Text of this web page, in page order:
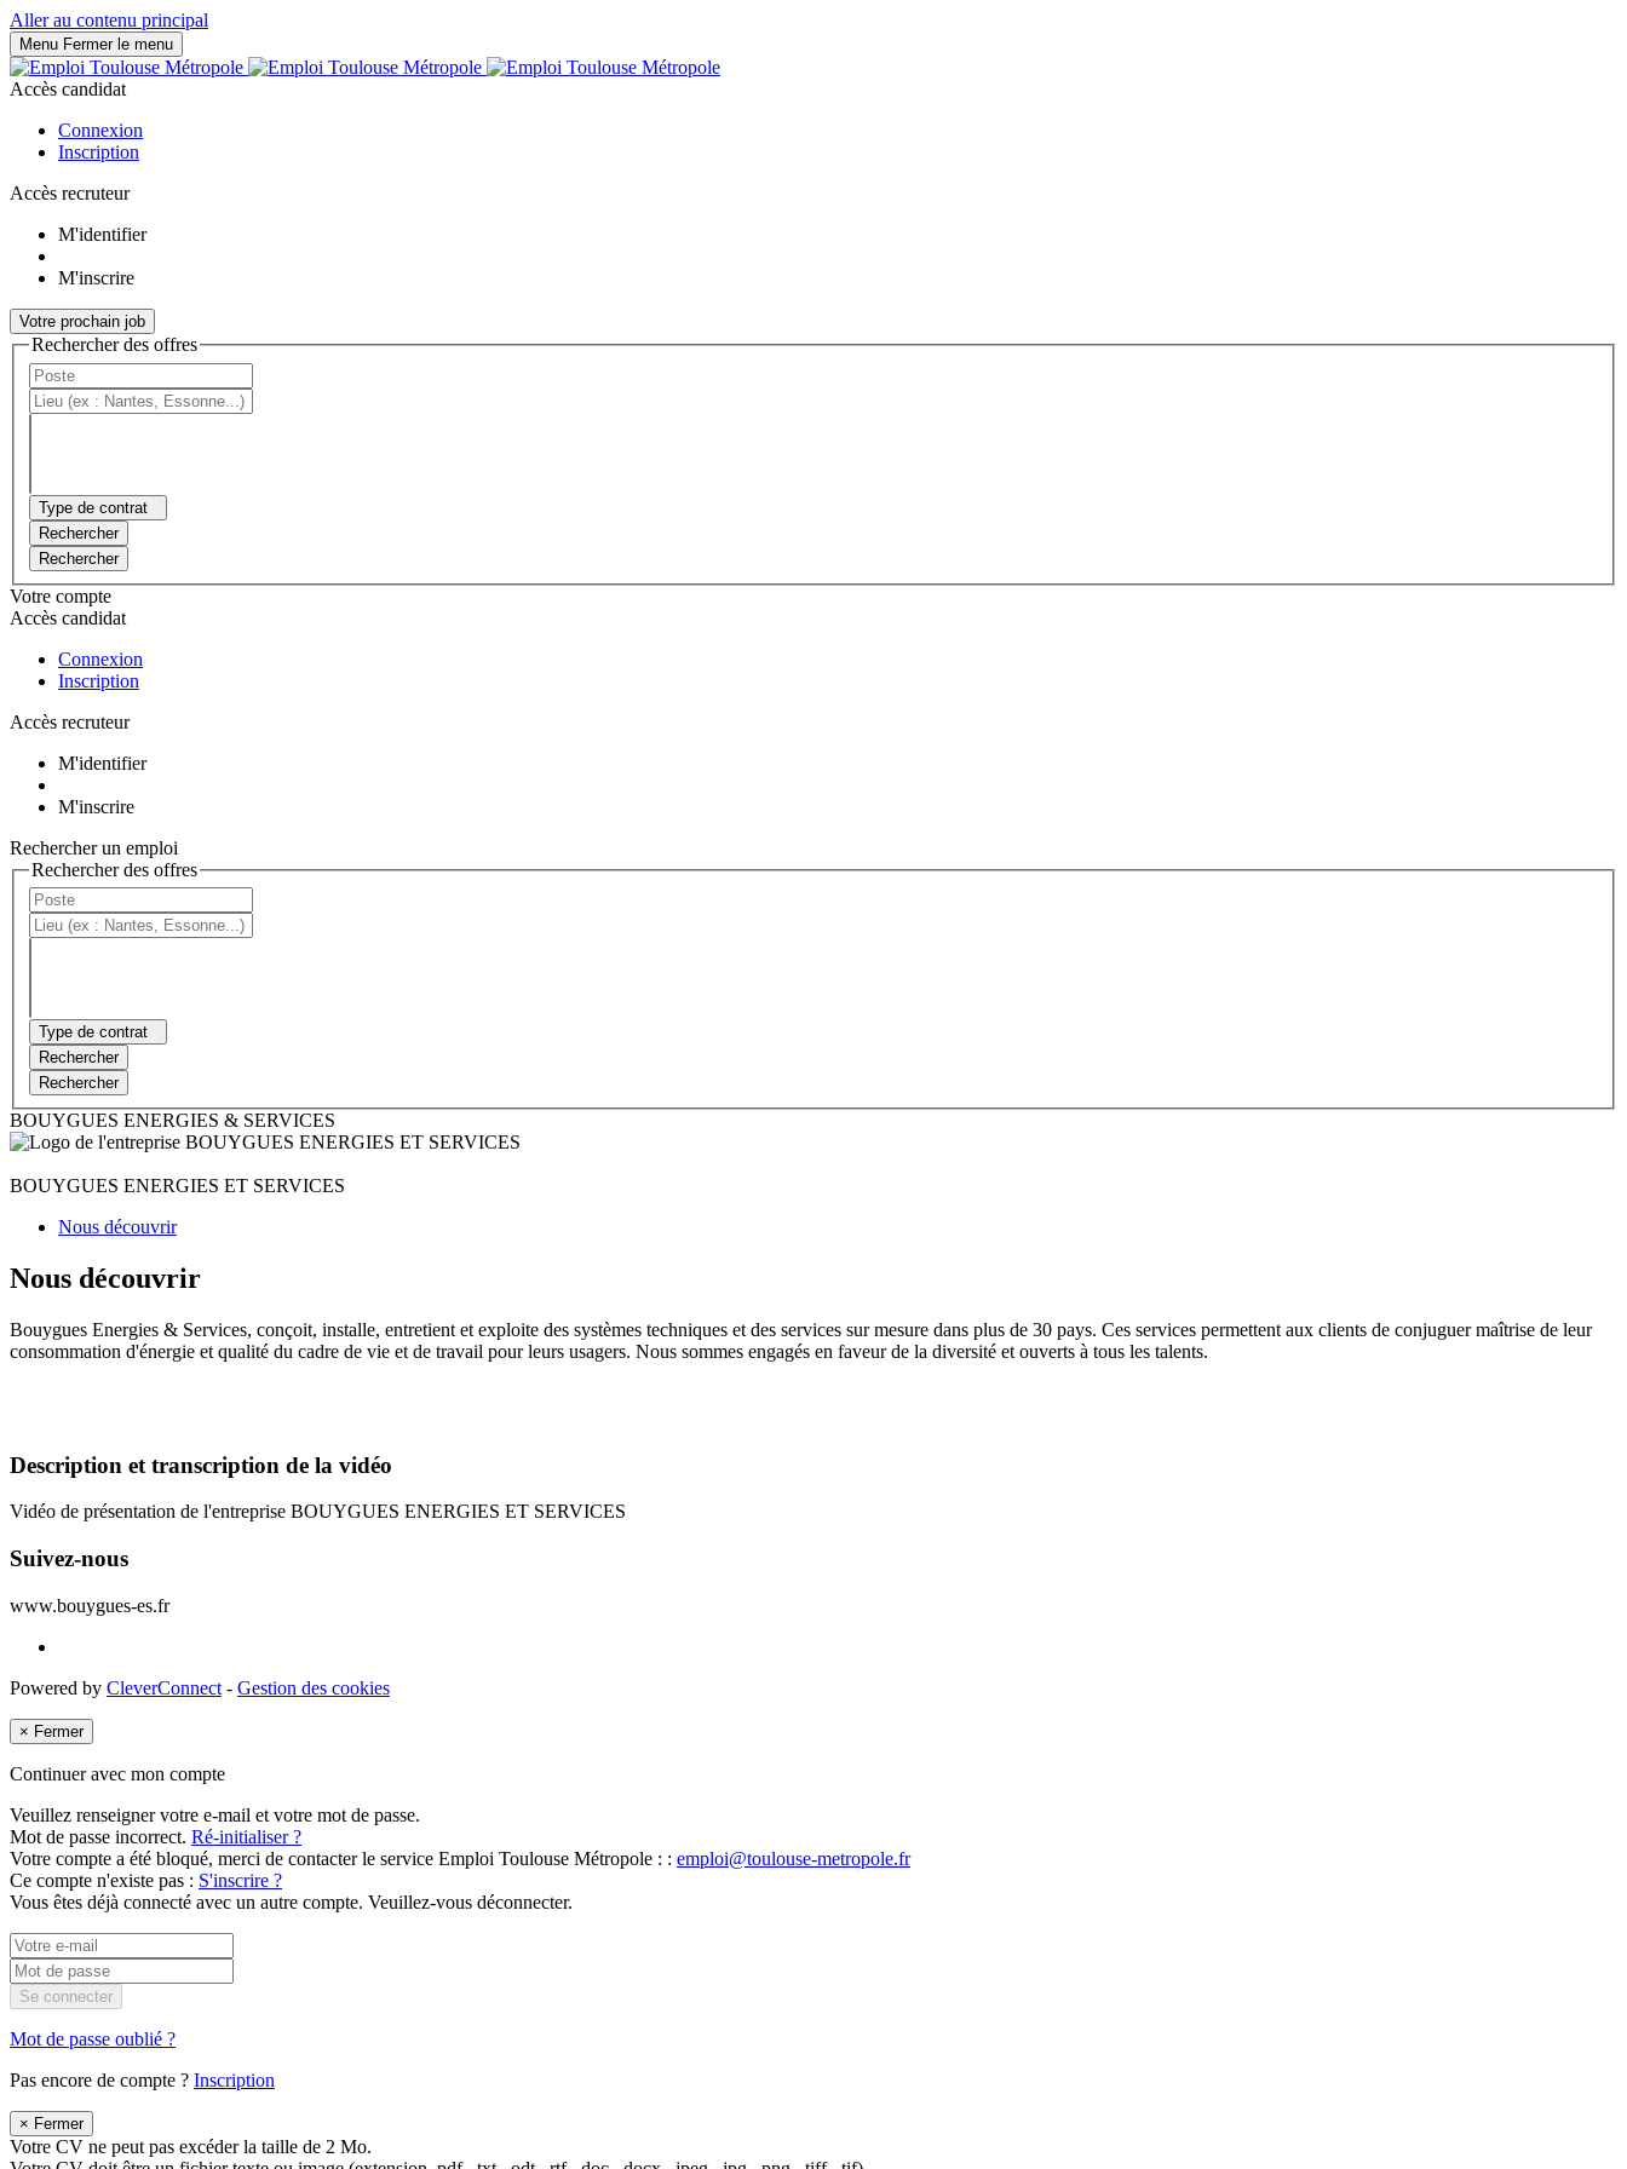
Aller au contenu principal
Menu Fermer le menu
Accès candidat
Connexion
Inscription
Accès recruteur
M'identifier
M'inscrire
Votre prochain job
Rechercher des offres
Type de contrat
Rechercher
Rechercher
Votre compte
Accès candidat
Connexion
Inscription
Accès recruteur
M'identifier
M'inscrire
Rechercher un emploi
Rechercher des offres
Type de contrat
Rechercher
Rechercher
BOUYGUES ENERGIES & SERVICES
BOUYGUES ENERGIES ET SERVICES
Nous découvrir
Nous découvrir
Bouygues Energies & Services, conçoit, installe, entretient et exploite des systèmes techniques et des services sur mesure dans plus de 30 pays. Ces services permettent aux clients de conjuguer maîtrise de leur
consommation d'énergie et qualité du cadre de vie et de travail pour leurs usagers. Nous sommes engagés en faveur de la diversité et ouverts à tous les talents.
Description et transcription de la vidéo
Vidéo de présentation de l'entreprise BOUYGUES ENERGIES ET SERVICES
Suivez-nous
www.bouygues-es.fr
Powered by CleverConnect - Gestion des cookies
× Fermer
Continuer avec mon compte
Veuillez renseigner votre e-mail et votre mot de passe.
Mot de passe incorrect. Ré-initialiser ?
Votre compte a été bloqué, merci de contacter le service Emploi Toulouse Métropole : : emploi@toulouse-metropole.fr
Ce compte n'existe pas : S'inscrire ?
Vous êtes déjà connecté avec un autre compte. Veuillez-vous déconnecter.
Se connecter
Mot de passe oublié ?
Pas encore de compte ? Inscription
× Fermer
Votre CV ne peut pas excéder la taille de 2 Mo.
Panneau de gestion des cookies